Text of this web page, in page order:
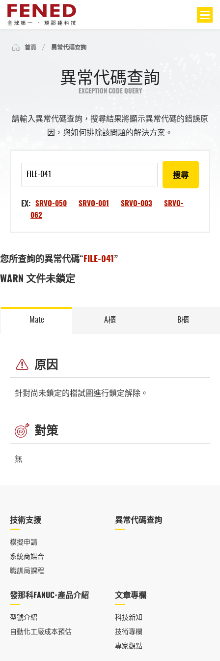
首頁 異常代碼查詢
異常代碼查詢
EXCEPTION CODE QUERY
請輸入異常代碼查詢，搜尋結果將顯示異常代碼的錯誤原
因，與如何排除該問題的解決方案。
搜尋
EX: SRVO-050 SRVO-001 SRVO-003
SRVO-
062
您所查詢的異常代碼“ FILE-041 ”
WARN 文件未鎖定
Mate A櫃 B櫃
原因
針對尚未鎖定的檔試圖進行鎖定解除。
對策
無
技術支援
模擬申請
系統商媒合
職訓局課程
異常代碼查詢
發那科FANUC-產品介紹
型號介紹
自動化工廠成本預估
文章專欄
科技新知
技術專欄
專家觀點